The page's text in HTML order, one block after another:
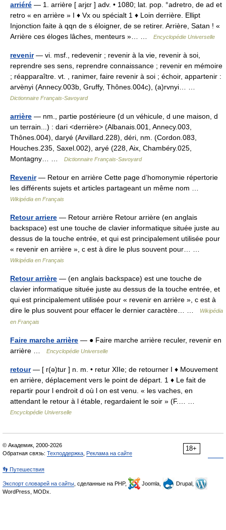
arriéré — 1. arrière [ arjɛr ] adv. • 1080; lat. pop. °adretro, de ad et
retro « en arrière » I ♦ Vx ou spécialt 1 ♦ Loin derrière. Ellipt
Injonction faite à qqn de s éloigner, de se retirer. Arrière, Satan ! «
Arrière ces éloges lâches, menteurs »… …
Encyclopédie Universelle
revenir— vi. msf., redevenir ; revenir à la vie, revenir à soi,
reprendre ses sens, reprendre connaissance ; revenir en mémoire
; réapparaître. vt. , ranimer, faire revenir à soi ; échoir, appartenir :
arvènyi (Annecy.003b, Gruffy, Thônes.004c), (a)rvnyi… …
Dictionnaire Français-Savoyard
arrière — nm., partie postérieure (d un véhicule, d une maison, d
un terrain...) : dari <derrière> (Albanais.001, Annecy.003,
Thônes.004), daryé (Arvillard.228), déri, nm. (Cordon.083,
Houches.235, Saxel.002), aryé (228, Aix, Chambéry.025,
Montagny… …
Dictionnaire Français-Savoyard
Revenir— Retour en arrière Cette page d’homonymie répertorie
les différents sujets et articles partageant un même nom …
Wikipédia en Français
Retour arriere — Retour arrière Retour arrière (en anglais
backspace) est une touche de clavier informatique située juste au
dessus de la touche entrée, et qui est principalement utilisée pour
« revenir en arrière », c est à dire le plus souvent pour… …
Wikipédia en Français
Retour arrière — (en anglais backspace) est une touche de
clavier informatique située juste au dessus de la touche entrée, et
qui est principalement utilisée pour « revenir en arrière », c est à
dire le plus souvent pour effacer le dernier caractère… …
Wikipédia
en Français
Faire marche arrière — ● Faire marche arrière reculer, revenir en
arrière …
Encyclopédie Universelle
retour— [ r(ə)tur ] n. m. • retur XIIe; de retourner I ♦ Mouvement
en arrière, déplacement vers le point de départ. 1 ♦ Le fait de
repartir pour l endroit d où l on est venu. « les vaches, en
attendant le retour à l étable, regardaient le soir » (F.… …
Encyclopédie Universelle
18+
© Академик, 2000-2026
Обратная связь: Техподдержка Реклама на сайте
👣 Путешествия
Экспорт словарей на сайты , сделанные на PHP, Joomla,
Drupal,
WordPress, MODx.